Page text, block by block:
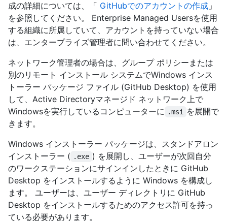
成の詳細については、「 GitHubでのアカウントの作成 」
を参照してください。 Enterprise Managed Usersを使用
する組織に所属していて、アカウントを持っていない場合
は、エンタープライズ管理者に問い合わせてください。
ネットワーク管理者の場合は、グループ ポリシーまたは
別のリモート インストール システムでWindows インス
トーラー パッケージ ファイル (GitHub Desktop) を使用
して、Active Directoryマネージド ネットワーク上で
Windowsを実行しているコンピューターに .msi
を展開で
きます。
Windows インストーラー パッケージは、スタンドアロン
インストーラー ( .exe ) を展開し、ユーザーが次回自分
のワークステーションにサインインしたときに GitHub
Desktop をインストールするように Windows を構成し
ます。 ユーザーは、ユーザー ディレクトリに GitHub
Desktop をインストールするためのアクセス許可を持っ
ている必要があります。